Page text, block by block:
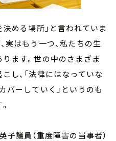
決める場所」と言われていま
実はもう一つ、私たちの生
ます。世の中のさまざま
し、「法律にはなっていな
バーしていく」というのも
議員（重度障害の当事者）